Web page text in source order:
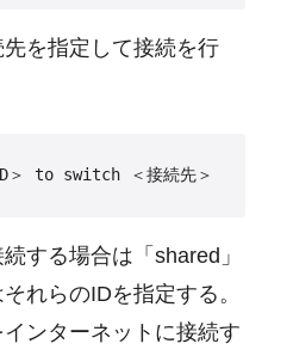
を指定して接続を行
する場合は「shared」
れらのIDを指定する。
ンターネットに接続す